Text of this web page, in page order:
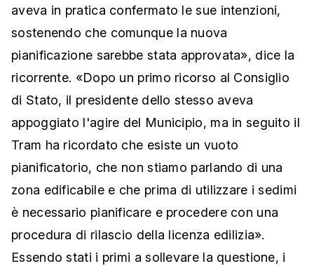
aveva in pratica confermato le sue intenzioni,
sostenendo che comunque la nuova
pianificazione sarebbe stata approvata», dice la
ricorrente. «Dopo un primo ricorso al Consiglio
di Stato, il presidente dello stesso aveva
appoggiato l'agire del Municipio, ma in seguito il
Tram ha ricordato che esiste un vuoto
pianificatorio, che non stiamo parlando di una
zona edificabile e che prima di utilizzare i sedimi
è necessario pianificare e procedere con una
procedura di rilascio della licenza edilizia».
Essendo stati i primi a sollevare la questione, i